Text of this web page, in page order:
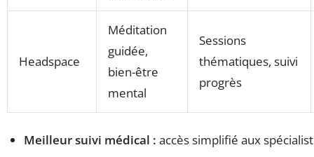
Headspace
Méditation
guidée,
bien-être
mental
Sessions
thématiques, suivi
progrès
Meilleur suivi médical : accès simplifié aux